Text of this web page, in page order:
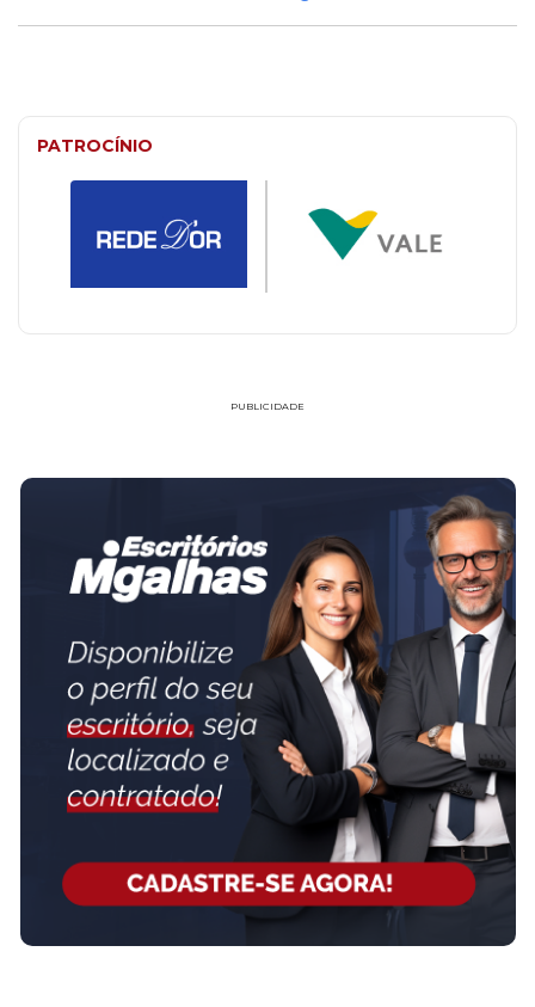
PATROCÍNIO
PUBLICIDADE